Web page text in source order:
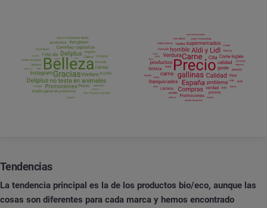
Tendencias
La tendencia principal es la de los productos bio/eco, aunque las
cosas son diferentes para cada marca y hemos encontrado